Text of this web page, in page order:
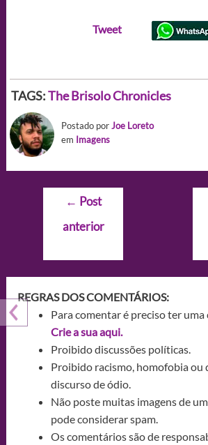
Tweet
TAGS:The Brisolo Chronicles
Postado porJoe Loreto
em Imagens
Navegação
Post
← Post
anterior
REGRAS DOS COMENTÁRIOS:
Para comentar é preciso ter
Crie a sua aqui.
Proibido discussões políticas.
Proibido racismo, homofobia ou
discurso de ódio.
Não poste muitas imagens de
pode considerar spam.
Os comentários são de